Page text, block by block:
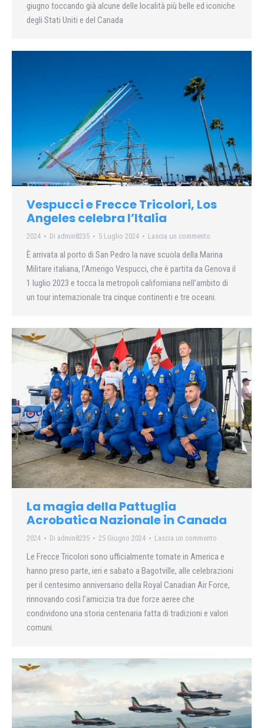
giugno toccando già alcune delle località più belle ed iconiche
degli Stati Uniti e del Canada
Vespucci e Frecce Tricolori, Los
Angeles celebra l’Italia
2024 Di admin8235 5 Luglio 2024 Lascia un commento
È arrivata al porto di San Pedro la nave scuola della Marina
Militare italiana, l’Amerigo Vespucci, che è partita da Genova il
1 luglio 2023 e tocca la metropoli californiana nell’ambito di
un tour internazionale tra cinque continenti e tre oceani.
La magia della Pattuglia
Acrobatica Nazionale in Canada
2024 Di admin8235 25 Giugno 2024 Lascia un commento
Le Frecce Tricolori sono ufficialmente tornate in America e
hanno preso parte, ieri e sabato a Bagotville, alle celebrazioni
per il centesimo anniversario della Royal Canadian Air Force,
rinnovando così l’amicizia tra due forze aeree che
condividono una storia centenaria fatta di tradizioni e valori
comuni.